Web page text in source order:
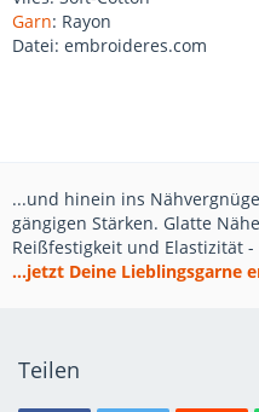
Garn: Rayon
Datei: embroideres.com
...und hinein ins
gängigen Stärken. Glatte
Reißfestigkeit und Elastizität
...jetzt Deine Lieblingsgarne
Teilen